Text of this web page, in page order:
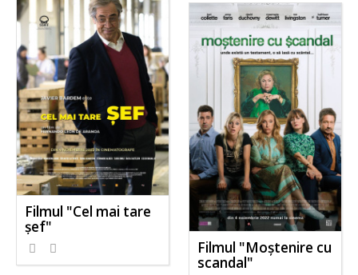
Filmul "Cel mai tare
șef"
Filmul "Moștenire cu
scandal"